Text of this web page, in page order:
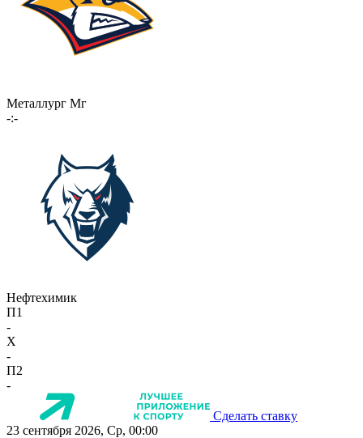
Металлург Мг
-:-
Нефтехимик
П1
-
X
-
П2
-
Сделать ставку
23 сентября 2026, Ср, 00:00